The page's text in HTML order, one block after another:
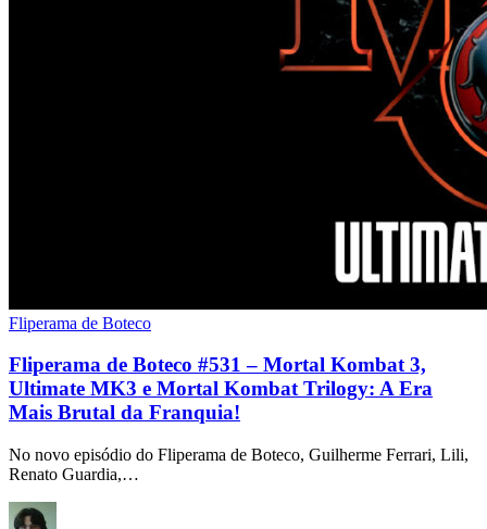
Fliperama de Boteco
Fliperama de Boteco #531 – Mortal Kombat 3,
Ultimate MK3 e Mortal Kombat Trilogy: A Era
Mais Brutal da Franquia!
No novo episódio do Fliperama de Boteco, Guilherme Ferrari, Lili,
Renato Guardia,…